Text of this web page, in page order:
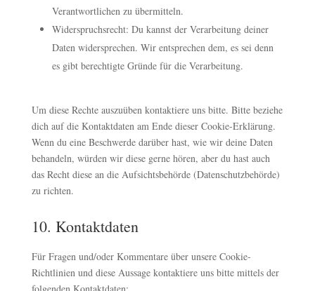
Verantwortlichen zu übermitteln.
Widerspruchsrecht: Du kannst der Verarbeitung deiner
Daten widersprechen. Wir entsprechen dem, es sei denn
es gibt berechtigte Gründe für die Verarbeitung.
Um diese Rechte auszuüben kontaktiere uns bitte. Bitte beziehe
dich auf die Kontaktdaten am Ende dieser Cookie-Erklärung.
Wenn du eine Beschwerde darüber hast, wie wir deine Daten
behandeln, würden wir diese gerne hören, aber du hast auch
das Recht diese an die Aufsichtsbehörde (Datenschutzbehörde)
zu richten.
10. Kontaktdaten
Für Fragen und/oder Kommentare über unsere Cookie-
Richtlinien und diese Aussage kontaktiere uns bitte mittels der